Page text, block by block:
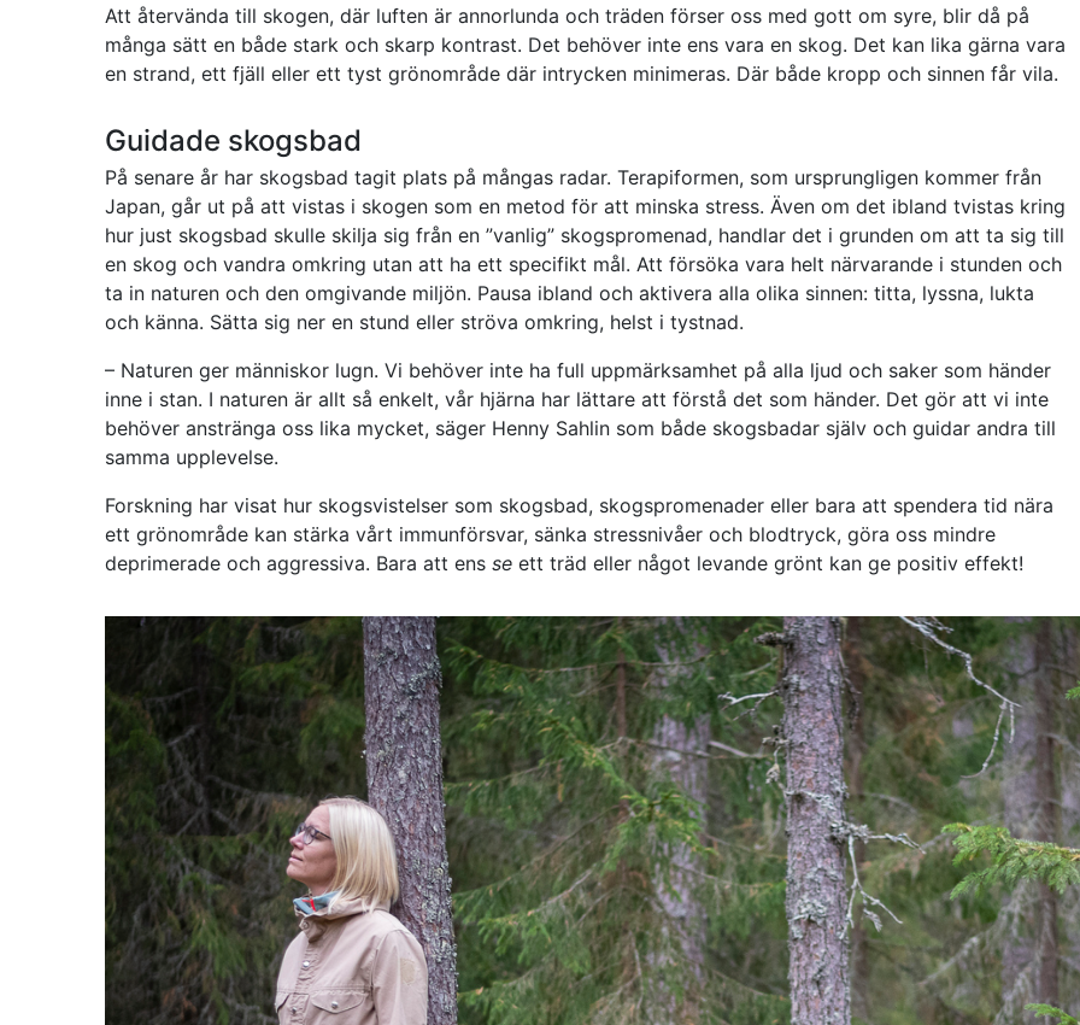
Att återvända till skogen, där luften är annorlunda och träden förser oss med gott om syre, blir då på
många sätt en både stark och skarp kontrast. Det behöver inte ens vara en skog. Det kan lika gärna vara
en strand, ett fjäll eller ett tyst grönområde där intrycken minimeras. Där både kropp och sinnen får vila.
Guidade skogsbad
På senare år har skogsbad tagit plats på mångas radar. Terapiformen, som ursprungligen kommer från
Japan, går ut på att vistas i skogen som en metod för att minska stress. Även om det ibland tvistas kring
hur just skogsbad skulle skilja sig från en ”vanlig” skogspromenad, handlar det i grunden om att ta sig till
en skog och vandra omkring utan att ha ett specifikt mål. Att försöka vara helt närvarande i stunden och
ta in naturen och den omgivande miljön. Pausa ibland och aktivera alla olika sinnen: titta, lyssna, lukta
och känna. Sätta sig ner en stund eller ströva omkring, helst i tystnad.
– Naturen ger människor lugn. Vi behöver inte ha full uppmärksamhet på alla ljud och saker som händer
inne i stan. I naturen är allt så enkelt, vår hjärna har lättare att förstå det som händer. Det gör att vi inte
behöver anstränga oss lika mycket, säger Henny Sahlin som både skogsbadar själv och guidar andra till
samma upplevelse.
Forskning har visat hur skogsvistelser som skogsbad, skogspromenader eller bara att spendera tid nära
ett grönområde kan stärka vårt immunförsvar, sänka stressnivåer och blodtryck, göra oss mindre
deprimerade och aggressiva. Bara att ens se ett träd eller något levande grönt kan ge positiv effekt!